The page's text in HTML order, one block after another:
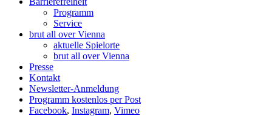
Programm
Service
brut all over Vienna
aktuelle Spielorte
brut all over Vienna
Presse
Kontakt
Newsletter-Anmeldung
Programm kostenlos per Post
Facebook, Instagram, Vimeo